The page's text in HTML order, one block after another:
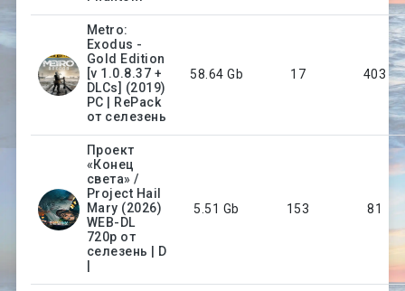
Metro:
Exodus -
Gold Edition
[v 1.0.8.37 +
DLCs] (2019)
PC | RePack
от селезень
58.64 Gb 17 403
Проект
«Конец
света» /
Project Hail
Mary (2026)
WEB-DL
720p от
селезень | D
5.51 Gb 153 81